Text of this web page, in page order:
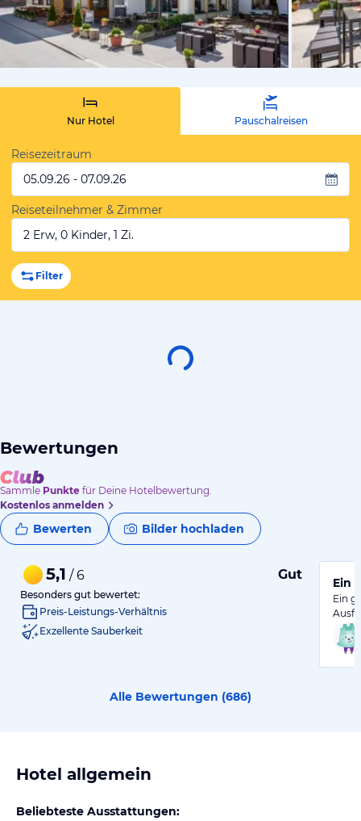
vom
Nur Hotel Pauschalreisen
Reisezeitraum
05.09.26 - 07.09.26
Reiseteilnehmer & Zimmer
2 Erw, 0 Kinder, 1 Zi.
Filter
Bewertungen
Sammle Punkte für Deine Hotelbewertung.
Kostenlos anmelden
Bewerten Bilder hochladen
5,1 / 6 Gut
Besonders gut bewertet:
Preis-Leistungs-Verhältnis
Exzellente Sauberkeit
Ein
Ein
Alle Bewertungen (686)
Hotel allgemein
Beliebteste Ausstattungen: